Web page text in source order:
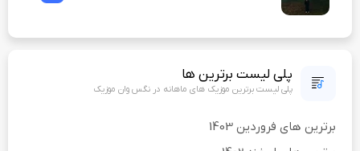
پلی لیست برترین ها
پلی لیست برترین موزیک های ماهانه در نگس وان موزیک
برترین های فروردین 1403